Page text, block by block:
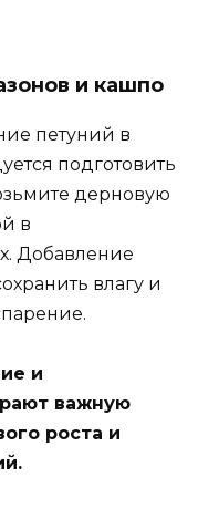
и кашпо
петуний в
подготовить
дерновую
в
Добавление
влагу и
и
важную
роста и